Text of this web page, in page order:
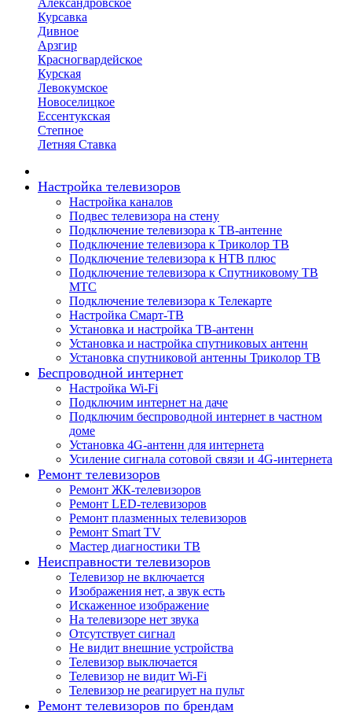
Александровское
Курсавка
Дивное
Арзгир
Красногвардейское
Курская
Левокумское
Новоселицкое
Ессентукская
Степное
Летняя Ставка
Настройка телевизоров
Настройка каналов
Подвес телевизора на стену
Подключение телевизора к ТВ-антенне
Подключение телевизора к Триколор ТВ
Подключение телевизора к НТВ плюс
Подключение телевизора к Спутниковому ТВ
МТС
Подключение телевизора к Телекарте
Настройка Смарт-ТВ
Установка и настройка ТВ-антенн
Установка и настройка спутниковых антенн
Установка спутниковой антенны Триколор ТВ
Беспроводной интернет
Настройка Wi-Fi
Подключим интернет на даче
Подключим беспроводной интернет в частном
доме
Установка 4G-антенн для интернета
Усиление сигнала сотовой связи и 4G-интернета
Ремонт телевизоров
Ремонт ЖК-телевизоров
Ремонт LED-телевизоров
Ремонт плазменных телевизоров
Ремонт Smart TV
Мастер диагностики ТВ
Неисправности телевизоров
Телевизор не включается
Изображения нет, а звук есть
Искаженное изображение
На телевизоре нет звука
Отсутствует сигнал
Не видит внешние устройства
Телевизор выключается
Телевизор не видит Wi-Fi
Телевизор не реагирует на пульт
Ремонт телевизоров по брендам